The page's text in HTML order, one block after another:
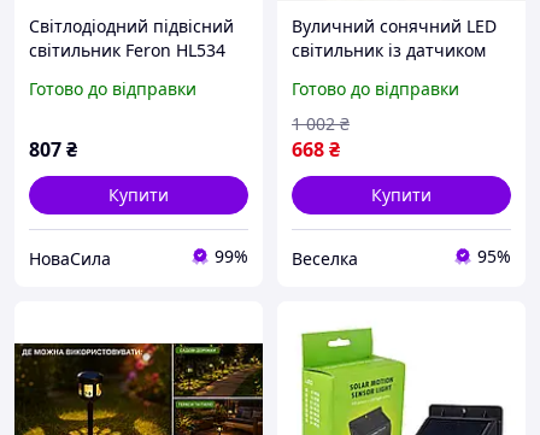
Світлодіодний підвісний
світильник Feron HL534
Готово до відправки
807₴
Купити
НоваСила 99%
Вуличний сонячний LED
світильник із датчиком
саду IP65 FLAME
Готово до відправки
668₴
1 002 ₴
Купити
Веселка 95%